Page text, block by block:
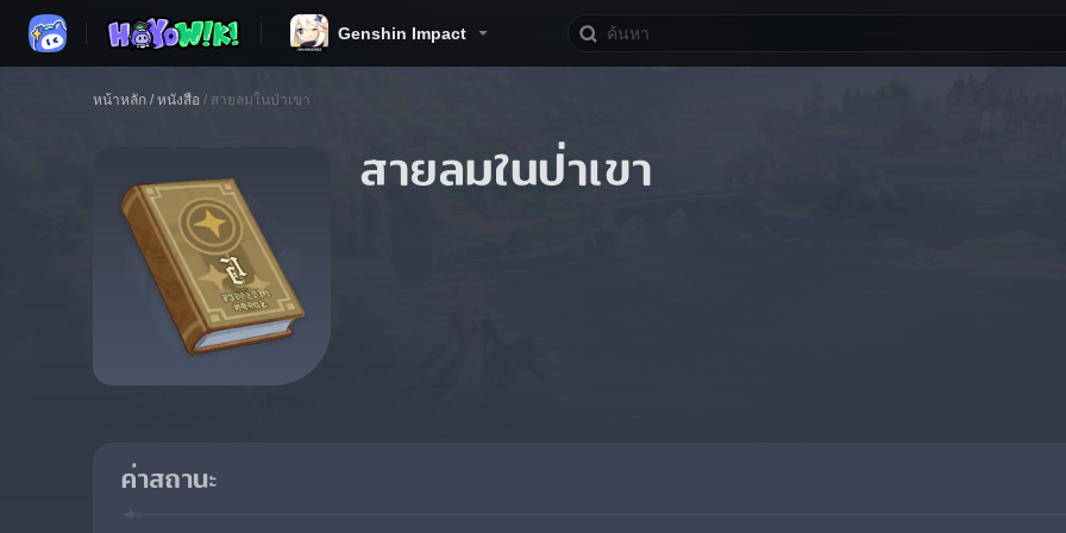
Genshin Impact
หน้าหลัก / หนังสือ / สายลมในป่าเขา
สายลมในป่าเขา
ค่าสถานะ